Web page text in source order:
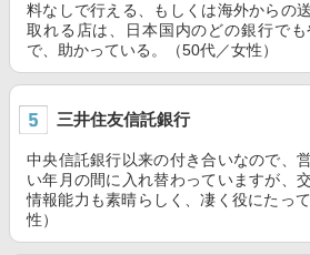
料なしで行える、もしくは海外からの
取れる店は、日本国内のどの銀行で
で、助かっている。（50代／女性）
三井住友信託銀行
中央信託銀行以来の付き合いなので、
い年月の間に入れ替わっていますが、
情報能力も素晴らしく、凄く役にたっ
性）